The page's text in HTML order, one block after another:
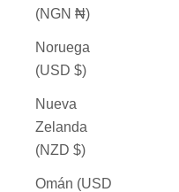
(NGN ₦)
Noruega
(USD $)
Nueva
Zelanda
(NZD $)
Omán (USD